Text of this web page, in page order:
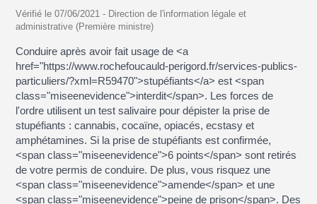
Vérifié le 07/06/2021 - Direction de l'information légale et
administrative (Première ministre)
Conduire après avoir fait usage de <a
href="https://www.rochefoucauld-perigord.fr/services-publics-
particuliers/?xml=R59470">stupéfiants</a> est <span
class="miseenevidence">interdit</span>. Les forces de
l'ordre utilisent un test salivaire pour dépister la prise de
stupéfiants : cannabis, cocaïne, opiacés, ecstasy et
amphétamines. Si la prise de stupéfiants est confirmée,
<span class="miseenevidence">6 points</span> sont retirés
de votre permis de conduire. De plus, vous risquez une
<span class="miseenevidence">amende</span> et une
<span class="miseenevidence">peine de prison</span>. Des